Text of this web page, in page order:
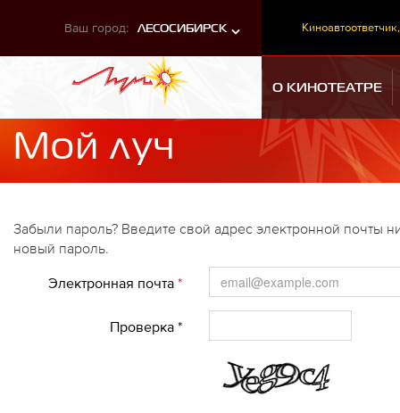
Ваш город: ЛЕСОСИБИРСК Киноавтоответчик,
О КИНОТЕАТРЕ
Мой луч
Забыли пароль? Введите свой адрес электронной почты
новый пароль.
Электронная почта*
Проверка *